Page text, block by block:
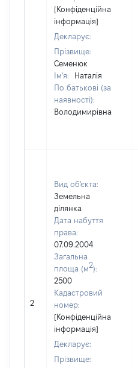
[Конфіденційна
інформація]
Декларує:
Прізвище:
Семенюк
Ім'я:
Наталія
По батькові (за
наявності):
Володимирівна
2
Вид об'єкта:
Земельна
ділянка
Дата набуття
права:
07.09.2004
Загальна
площа (м2):
2500
Кадастровий
номер:
[Конфіденційна
інформація]
Декларує:
Прізвище: